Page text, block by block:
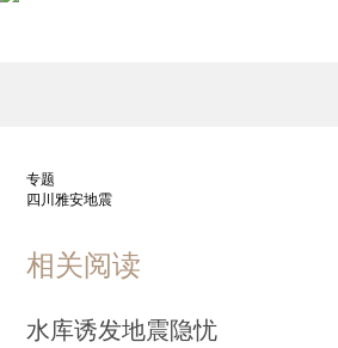
专题
四川雅安地震
相关阅读
水库诱发地震隐忧